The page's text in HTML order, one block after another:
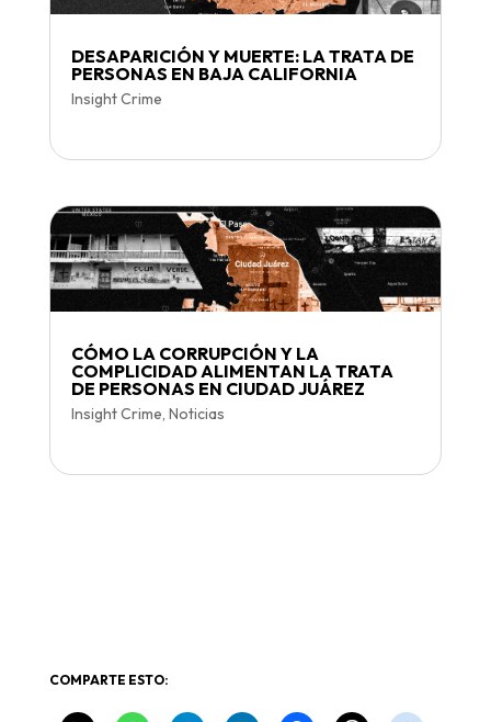
DESAPARICIÓN Y MUERTE: LA TRATA DE
PERSONAS EN BAJA CALIFORNIA
Insight Crime
CÓMO LA CORRUPCIÓN Y LA
COMPLICIDAD ALIMENTAN LA TRATA
DE PERSONAS EN CIUDAD JUÁREZ
Insight Crime, Noticias
COMPARTE ESTO: